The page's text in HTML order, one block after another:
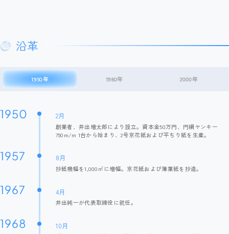
沿革
1950年 1980年 2000年
1950 2月
創業者、井出増太郎により設立。資本金50万円、円網ヤンキー
750m/m 1台から始まり、2号京花紙および平ちり紙を生産。
1957 8月
抄紙機幅を1,000㎡に増幅。京花紙および薄葉紙を抄造。
1967 4月
井出純一が代表取締役に就任。
1968 10月